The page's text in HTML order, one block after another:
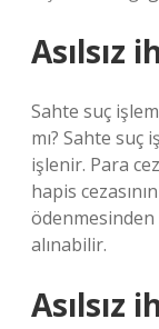
Asılsız
Sahte suç
mı? Sahte suç
işlenir. Para
hapis
alınabilir.
Asılsız